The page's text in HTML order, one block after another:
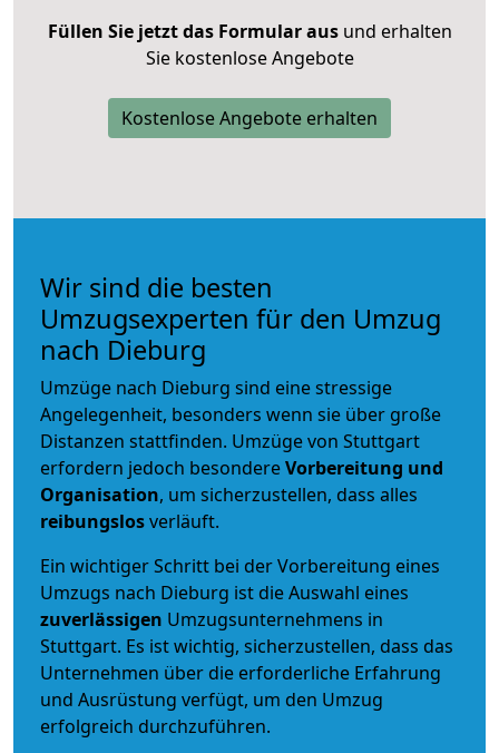
Füllen Sie jetzt das Formular ausund erhalten
Sie kostenlose Angebote
Kostenlose Angebote erhalten
Wir sind die besten
Umzugsexperten für den Umzug
nach Dieburg
Umzüge nach Dieburg sind eine stressige
Angelegenheit, besonders wenn sie über große
Distanzen stattfinden. Umzüge von Stuttgart
erfordern jedoch besondereVorbereitung und
Organisation, um sicherzustellen, dass alles
reibungslosverläuft.
Ein wichtiger Schritt bei der Vorbereitung eines
Umzugs nach Dieburg ist die Auswahl eines
zuverlässigen Umzugsunternehmens in
Stuttgart. Es ist wichtig, sicherzustellen, dass das
Unternehmen über die erforderliche Erfahrung
und Ausrüstung verfügt, um den Umzug
erfolgreich durchzuführen.